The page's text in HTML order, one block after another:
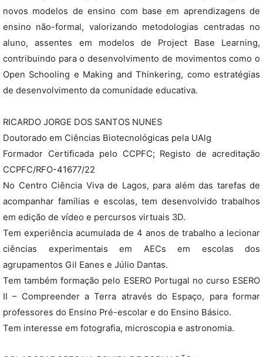
novos modelos de ensino com base em aprendizagens de
ensino não-formal, valorizando metodologias centradas no
aluno, assentes em modelos de Project Base Learning,
contribuindo para o desenvolvimento de movimentos como o
Open Schooling e Making and Thinkering, como estratégias
de desenvolvimento da comunidade educativa.
RICARDO JORGE DOS SANTOS NUNES
Doutorado em Ciências Biotecnológicas pela UAlg
Formador Certificada pelo CCPFC; Registo de acreditação
CCPFC/RFO-41677/22
No Centro Ciência Viva de Lagos, para além das tarefas de
acompanhar famílias e escolas, tem desenvolvido trabalhos
em edição de vídeo e percursos virtuais 3D.
Tem experiência acumulada de 4 anos de trabalho a lecionar
ciências experimentais em AECs em escolas dos
agrupamentos Gil Eanes e Júlio Dantas.
Tem também formação pelo ESERO Portugal no curso ESERO
II – Compreender a Terra através do Espaço, para formar
professores do Ensino Pré-escolar e do Ensino Básico.
Tem interesse em fotografia, microscopia e astronomia.